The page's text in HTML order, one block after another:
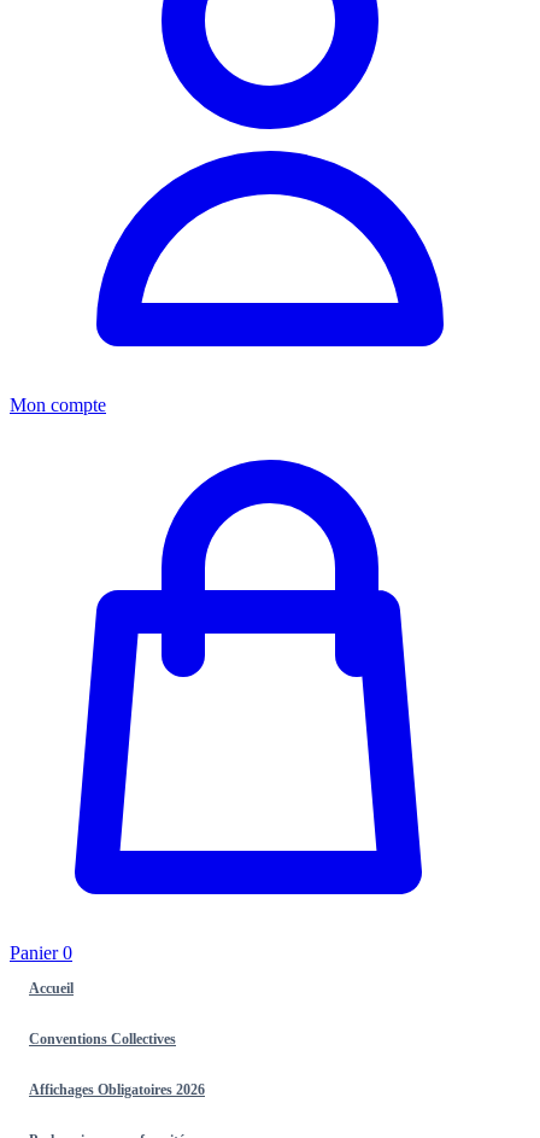
Mon compte
Panier0
Accueil
Conventions Collectives
Affichages Obligatoires 2026